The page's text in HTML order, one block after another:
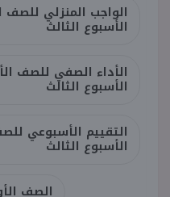
الواجب المنزلي للصف
الأسبوع الثالث
الأداء الصفي للصف
الأسبوع الثالث
التقييم الأسبوعي
الأسبوع الثالث
الصف